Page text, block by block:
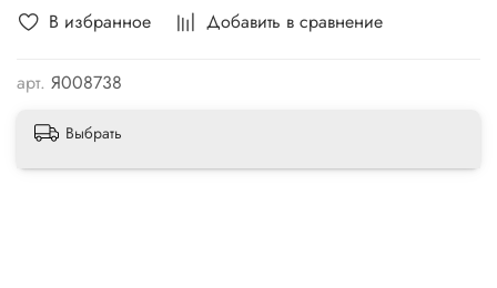
В избранное Добавить в сравнение
арт. Я008738
Выбрать